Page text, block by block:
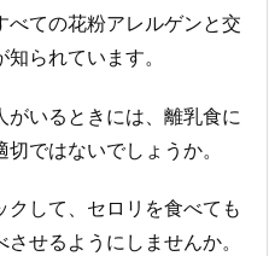
べての花粉アレルゲンと交
られています。
いるときには、離乳食に
ではないでしょうか。
して、セロリを食べても
せるようにしませんか。